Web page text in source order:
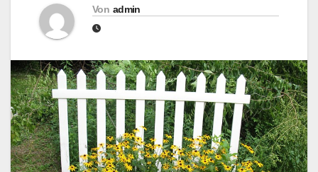
Von admin